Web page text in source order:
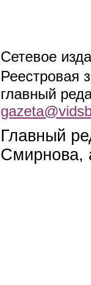
Сетевое
Реестровая
главный
Главный
Смирнова,